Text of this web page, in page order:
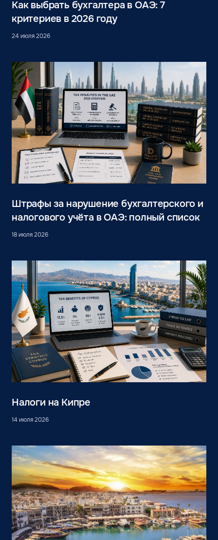
Как выбрать бухгалтера в ОАЭ: 7
критериев в 2026 году
24 июля 2026
Штрафы за нарушение бухгалтерского и
налогового учёта в ОАЭ: полный список
18 июля 2026
Налоги на Кипре
14 июля 2026